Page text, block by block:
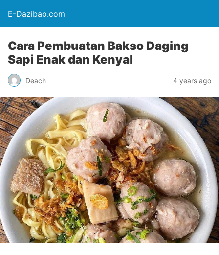
E-Dazibao.com
Cara Pembuatan Bakso Daging
Sapi Enak dan Kenyal
Deach 4 years ago